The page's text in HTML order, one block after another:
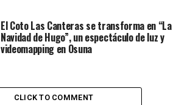
El Coto Las Canteras se transforma en “La
Navidad de Hugo”, un espectáculo de luz y
videomapping en Osuna
CLICK TO COMMENT